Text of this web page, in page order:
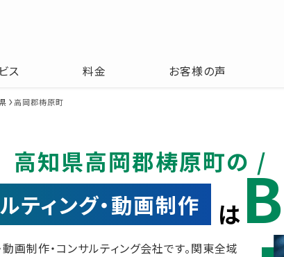
ス 料金 お客様の声
高岡郡梼原町
高知県高岡郡梼原町の
ティング・動画制作 は
画制作・コンサルティング会社です。関東全域